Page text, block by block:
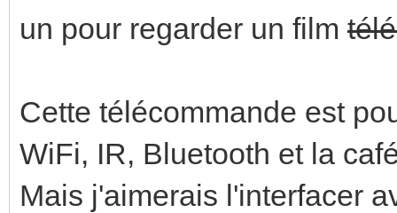
un pour regarder un film
Cette télécommande est
WiFi, IR, Bluetooth et la
Mais j'aimerais l'interfacer